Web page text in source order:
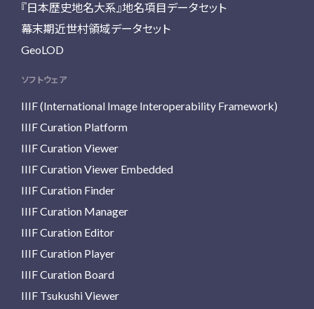
『日本歴史地名大系』地名項目データセット
幕末期近世村領域データセット
GeoLOD
ソフトウェア
IIIF (International Image Interoperability Framework)
IIIF Curation Platform
IIIF Curation Viewer
IIIF Curation Viewer Embedded
IIIF Curation Finder
IIIF Curation Manager
IIIF Curation Editor
IIIF Curation Player
IIIF Curation Board
IIIF Tsukushi Viewer